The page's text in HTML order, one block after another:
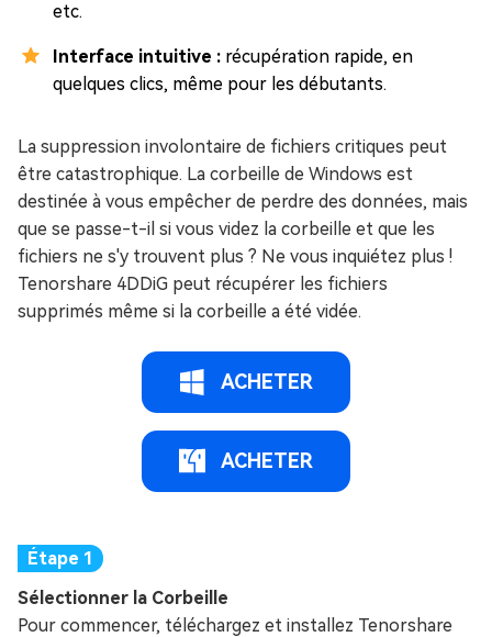
etc.
Interface intuitive : récupération rapide, en
quelques clics, même pour les débutants.
La suppression involontaire de fichiers critiques peut
être catastrophique. La corbeille de Windows est
destinée à vous empêcher de perdre des données, mais
que se passe-t-il si vous videz la corbeille et que les
fichiers ne s'y trouvent plus ? Ne vous inquiétez plus !
Tenorshare 4DDiG peut récupérer les fichiers
supprimés même si la corbeille a été vidée.
ACHETER
ACHETER
Sélectionner la Corbeille
Pour commencer, téléchargez et installez Tenorshare